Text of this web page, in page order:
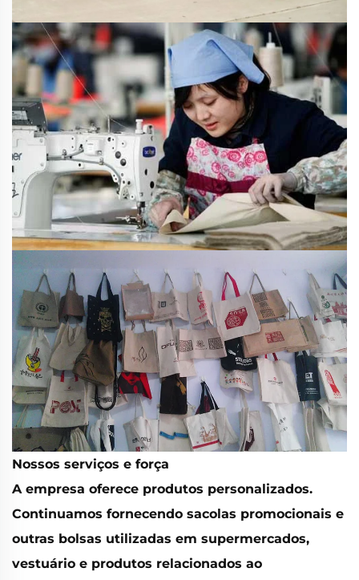
Nossos serviços e força
A empresa oferece produtos personalizados.
Continuamos fornecendo sacolas promocionais e
outras bolsas utilizadas em supermercados,
vestuário e produtos relacionados ao